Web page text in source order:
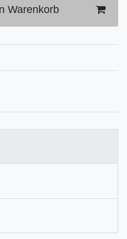
Warenkorb